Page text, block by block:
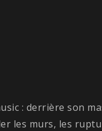
: derrière son
les murs, les